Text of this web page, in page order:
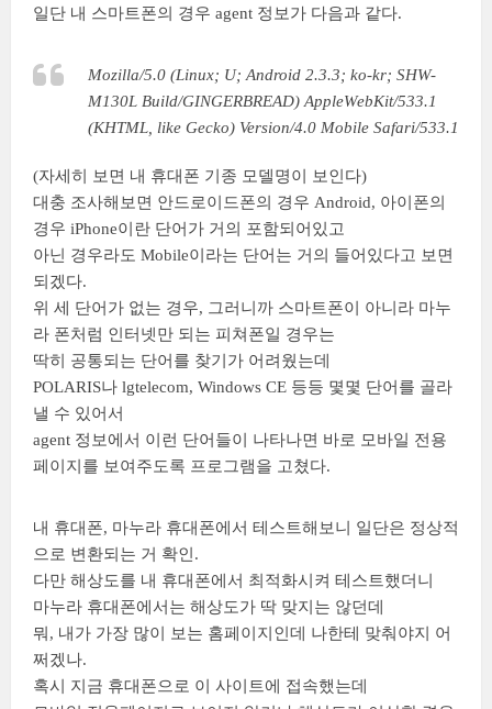
일단 내 스마트폰의 경우 agent 정보가 다음과 같다.
Mozilla/5.0 (Linux; U; Android 2.3.3; ko-kr; SHW-
M130L Build/GINGERBREAD) AppleWebKit/533.1
(KHTML, like Gecko) Version/4.0 Mobile Safari/533.1
(자세히 보면 내 휴대폰 기종 모델명이 보인다)
대충 조사해보면 안드로이드폰의 경우 Android, 아이폰의
경우 iPhone이란 단어가 거의 포함되어있고
아닌 경우라도 Mobile이라는 단어는 거의 들어있다고 보면
되겠다.
위 세 단어가 없는 경우, 그러니까 스마트폰이 아니라 마누
라 폰처럼 인터넷만 되는 피쳐폰일 경우는
딱히 공통되는 단어를 찾기가 어려웠는데
POLARIS나 lgtelecom, Windows CE 등등 몇몇 단어를 골라
낼 수 있어서
agent 정보에서 이런 단어들이 나타나면 바로 모바일 전용
페이지를 보여주도록 프로그램을 고쳤다.
내 휴대폰, 마누라 휴대폰에서 테스트해보니 일단은 정상적
으로 변환되는 거 확인.
다만 해상도를 내 휴대폰에서 최적화시켜 테스트했더니
마누라 휴대폰에서는 해상도가 딱 맞지는 않던데
뭐, 내가 가장 많이 보는 홈페이지인데 나한테 맞춰야지 어
쩌겠나.
혹시 지금 휴대폰으로 이 사이트에 접속했는데